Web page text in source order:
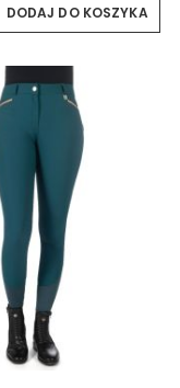
DODAJ DO KOSZYKA